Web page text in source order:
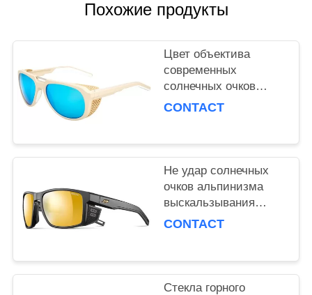
PRIVACY
Похожие продукты
Цвет объектива
современных
солнечных очков
альпинизма формы
CONTACT
Не удар солнечных
очков альпинизма
выскальзывания
поглощая с гибким
CONTACT
Стекла горного